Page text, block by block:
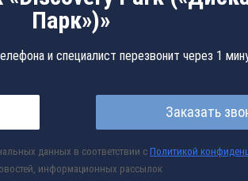
Парк»)»
и специалист перезвонит через 1
Заказать
данных в соответствии сПолитикой
информационных рассылок